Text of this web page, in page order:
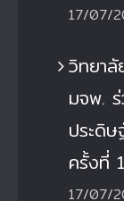
17/07/
วิทยาลั
มจพ.
ประดิ
ครั้งที่
17/07/